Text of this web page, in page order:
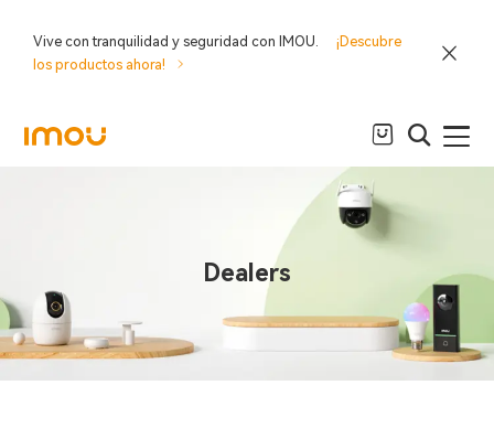
Vive con tranquilidad y seguridad con IMOU.
¡Descubre
los productos ahora!
Dealers